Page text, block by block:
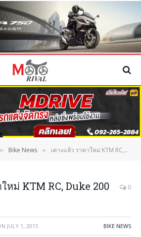
» Bike News » เคาะแล้ว ราคาใหม่ KTM RC, Duke 200 และ 390
หม่ KTM RC, Duke 200
0
JULY 1, 2015 BIKE NEWS